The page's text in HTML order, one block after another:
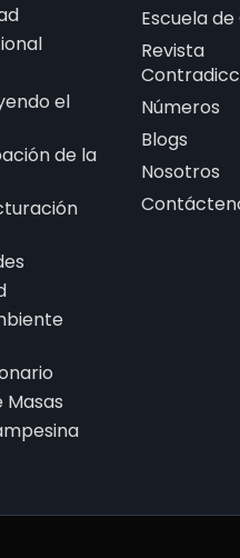
el
de la
Masas
Escuela
Revista
Números
Blogs
Nosotros